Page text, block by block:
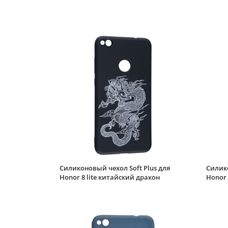
Силиконовый чехол Soft Plus для
Honor 8 lite китайский дракон
Honor